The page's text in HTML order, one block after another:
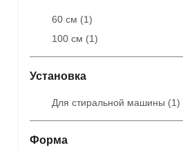
60 см (1)
100 см (1)
Установка
Для стиральной машины (1)
Форма